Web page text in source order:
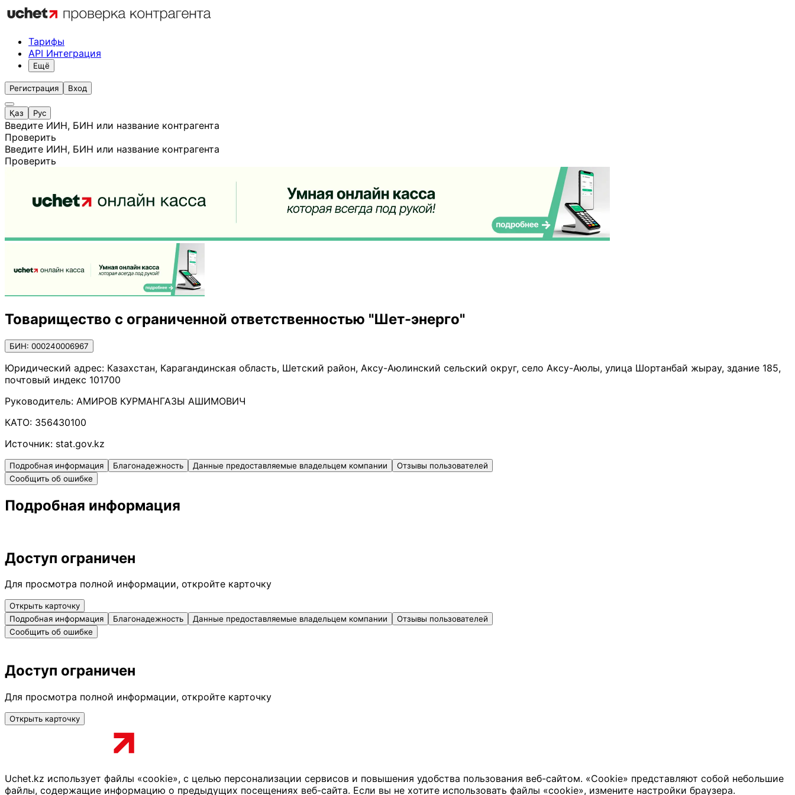
Тарифы
API Интеграция
Ещё
Регистрация Вход
Қаз Рус
Введите ИИН, БИН или название контрагента
Проверить
Введите ИИН, БИН или название контрагента
Проверить
Товарищество с ограниченной ответственностью "Шет-энерго"
БИН: 000240006967
Юридический адрес: Казахстан, Карагандинская область, Шетский район, Аксу-Аюлинский сельский округ, село Аксу-Аюлы, улица Шортанбай жырау, здание 185,
почтовый индекс 101700
Руководитель: АМИРОВ КУРМАНГАЗЫ АШИМОВИЧ
КАТО: 356430100
Источник: stat.gov.kz
Подробная информация Благонадежность Данные предоставляемые владельцем компании
Отзывы пользователей
Сообщить об ошибке
Подробная информация
Доступ ограничен
Для просмотра полной информации, откройте карточку
Открыть карточку
Подробная информация
Благонадежность Данные предоставляемые владельцем компании
Отзывы пользователей
Сообщить об ошибке
Доступ ограничен
Для просмотра полной информации, откройте карточку
Открыть карточку
Uchet.kz использует файлы «cookie», с целью персонализации сервисов и повышения удобства пользования веб-сайтом. «Cookie» представляют собой небольшие
файлы, содержащие информацию о предыдущих посещениях веб-сайта. Если вы не хотите использовать файлы «cookie», измените настройки браузера.